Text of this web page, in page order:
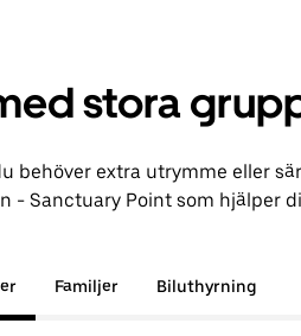
stora
behöver extra utrymme eller
- Sanctuary Point som hjälper
Familjer Biluthyrning